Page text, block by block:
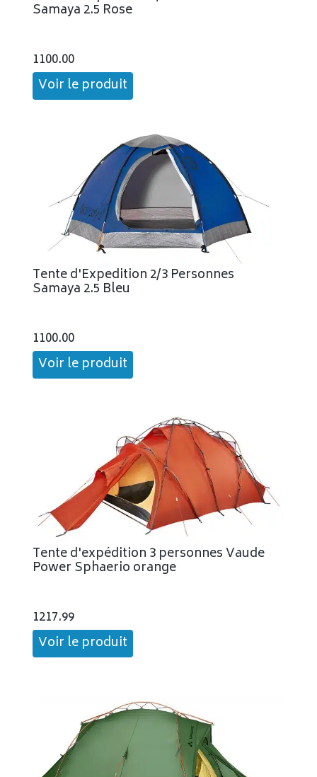
Samaya 2.5 Rose
1100.00
Voir le produit
Tente d'Expedition 2/3 Personnes
Samaya 2.5 Bleu
1100.00
Voir le produit
Tente d'expédition 3 personnes Vaude
Power Sphaerio orange
1217.99
Voir le produit